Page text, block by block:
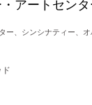
アートセンタ
ー、シンシナティー、オ
ド